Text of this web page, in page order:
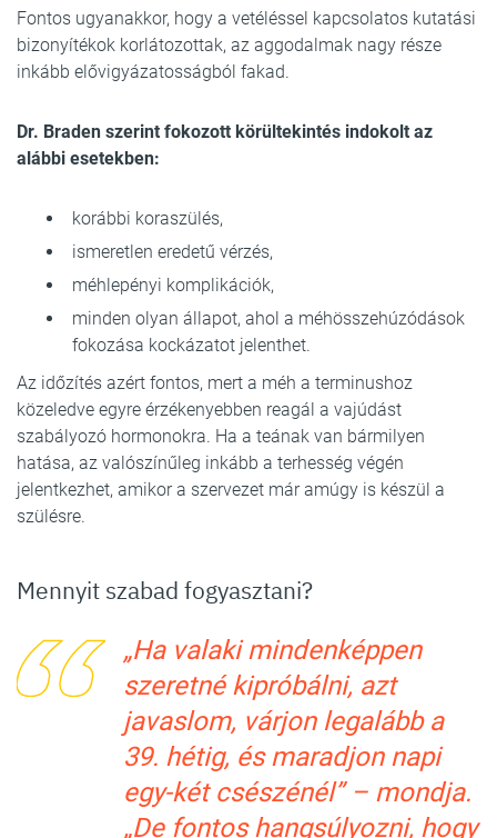
Fontos ugyanakkor, hogy a vetéléssel kapcsolatos kutatási
bizonyítékok korlátozottak, az aggodalmak nagy része
inkább elővigyázatosságból fakad.
Dr. Braden szerint fokozott körültekintés indokolt az
alábbi esetekben:
korábbi koraszülés,
ismeretlen eredetű vérzés,
méhlepényi komplikációk,
minden olyan állapot, ahol a méhösszehúzódások
fokozása kockázatot jelenthet.
Az időzítés azért fontos, mert a méh a terminushoz
közeledve egyre érzékenyebben reagál a vajúdást
szabályozó hormonokra. Ha a teának van bármilyen
hatása, az valószínűleg inkább a terhesség végén
jelentkezhet, amikor a szervezet már amúgy is készül a
szülésre.
Mennyit szabad fogyasztani?
„Ha valaki mindenképpen
szeretné kipróbálni, azt
javaslom, várjon legalább a
39. hétig, és maradjon napi
egy-két csészénél” – mondja.
„De fontos hangsúlyozni, hogy